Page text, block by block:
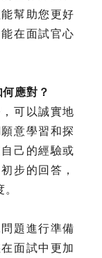
幫助您更好
在面試官心
應對？
可以誠實地
意學習和探
己的經驗或
步的回答，
題進行準備
面試中更加